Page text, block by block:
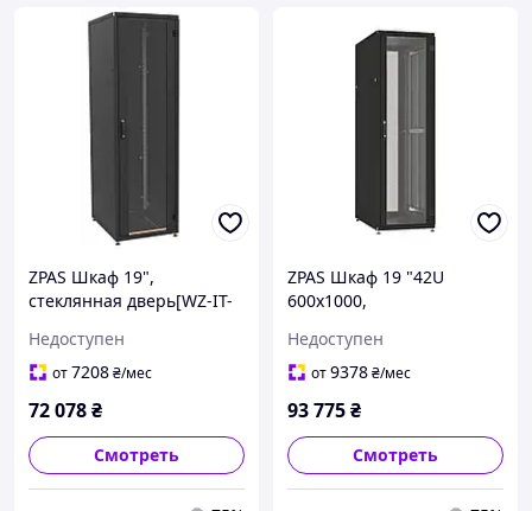
ZPAS Шкаф 19",
стеклянная дверь[WZ-IT-
Недоступен
от7208₴/мес
72 078₴
Смотреть
ZPAS Шкаф 19 "42U
600x1000,
IT-426010-44AA-4-161-FP,
черный
Недоступен
от9378₴/мес
93 775₴
Смотреть